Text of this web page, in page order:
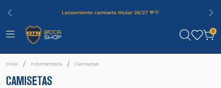
Lanzamiento camiseta titular 26/27 💙💛
0
Indumentaria Camisetas
CAMISETAS